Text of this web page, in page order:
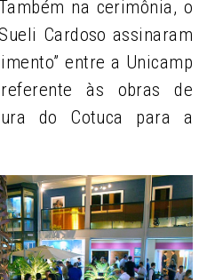
na cerimônia, o
Cardoso assinaram
entre a Unicamp
às obras de
do Cotuca para a